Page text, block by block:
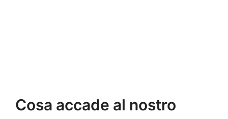
Cosa accade al nostro